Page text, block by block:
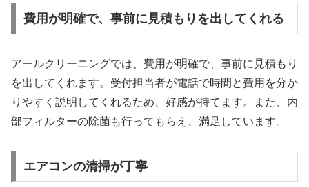
費用が明確で、事前に見積もりを出してくれる
アールクリーニングでは、費用が明確で、事前に見積もり
を出してくれます。受付担当者が電話で時間と費用を分か
りやすく説明してくれるため、好感が持てます。また、内
部フィルターの除菌も行ってもらえ、満足しています。
エアコンの清掃が丁寧